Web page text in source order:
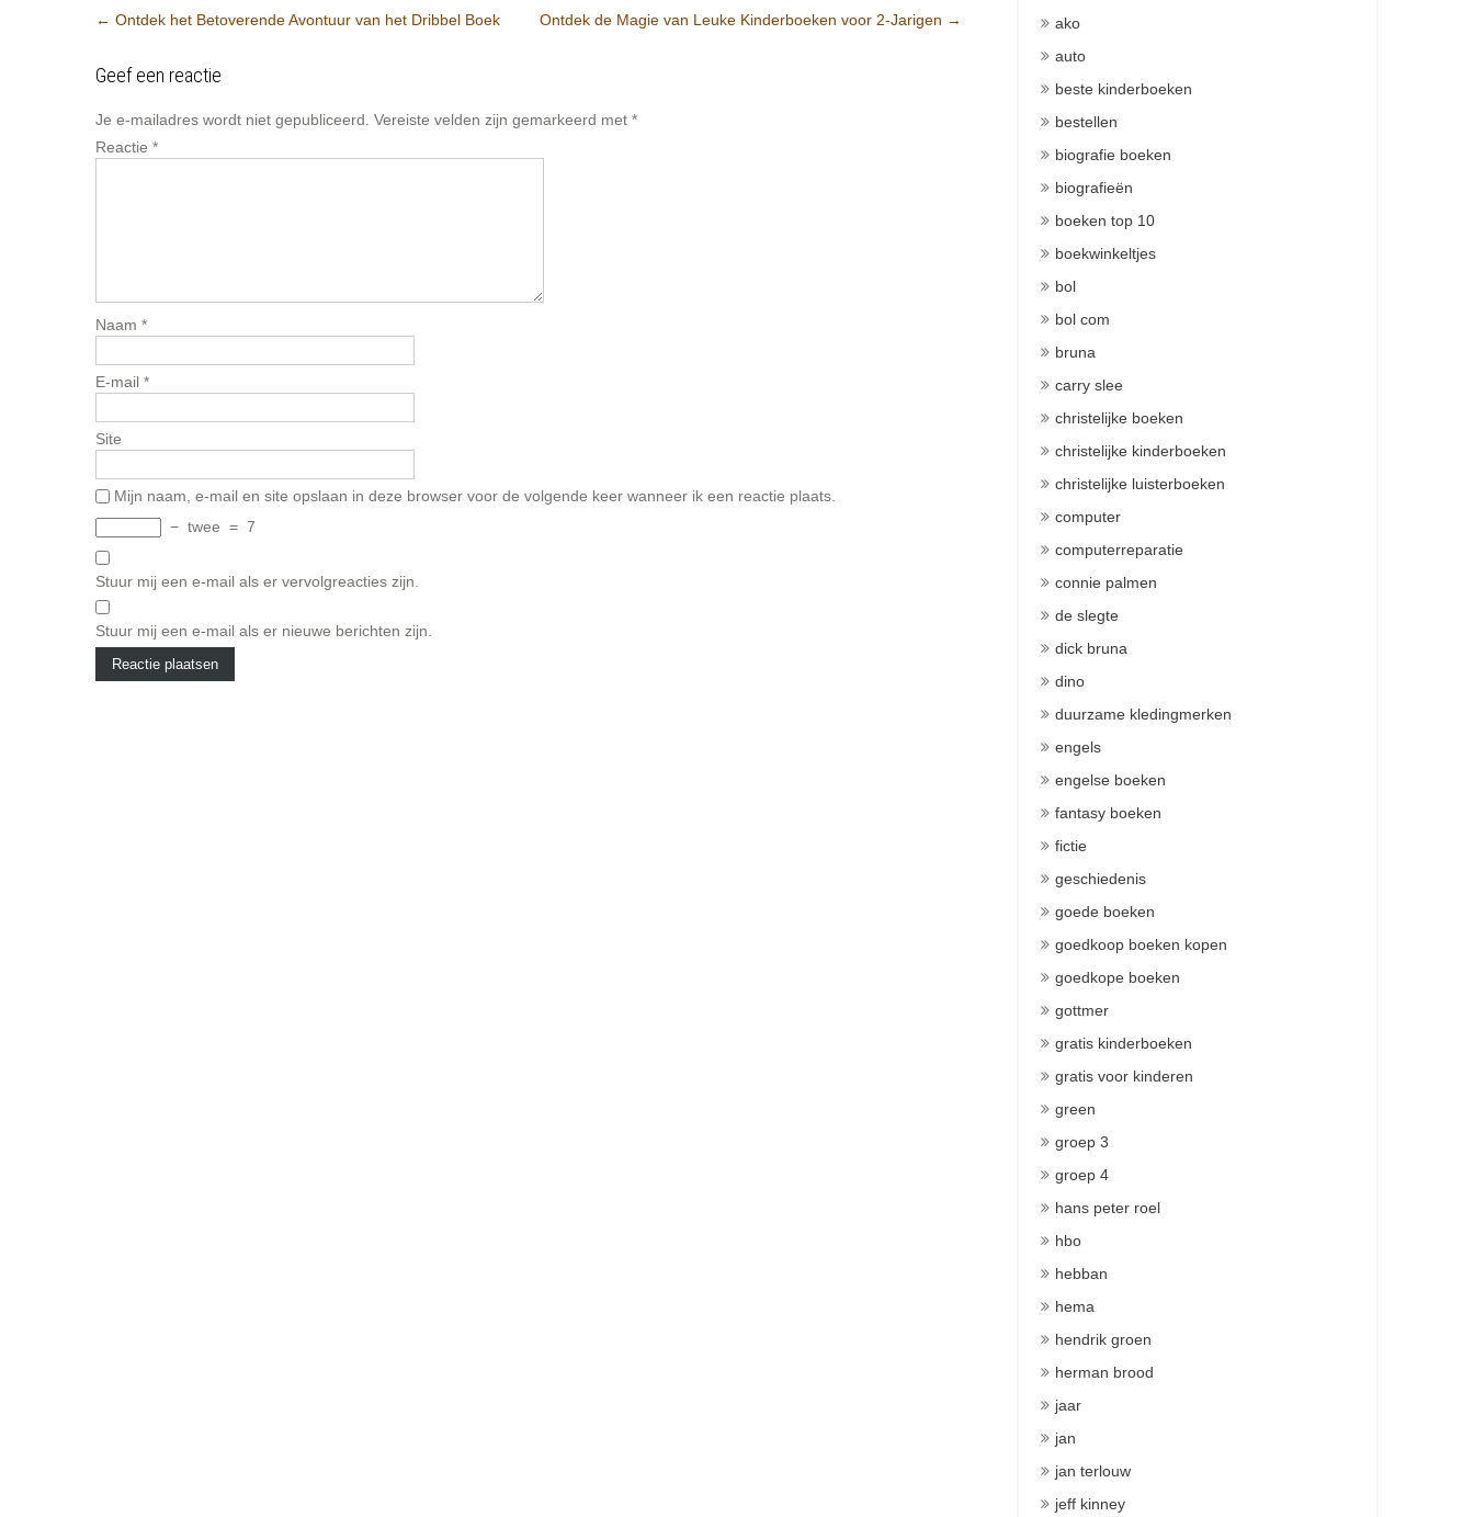
Post
← Ontdek het Betoverende Avontuur van het Dribbel Boek Ontdek de Magie van Leuke Kinderboeken voor 2-Jarigen →
Geef een reactie
Je e-mailadres wordt niet gepubliceerd. Vereiste velden zijn gemarkeerd met *
Reactie *
Naam *
E-mail *
Site
Mijn naam, e-mail en site opslaan in deze browser voor de volgende keer wanneer ik een reactie plaats.
− twee = 7
Stuur mij een e-mail als er vervolgreacties zijn.
Stuur mij een e-mail als er nieuwe berichten zijn.
ako
auto
beste kinderboeken
bestellen
biografie boeken
biografieën
boeken top 10
boekwinkeltjes
bol
bol com
bruna
carry slee
christelijke boeken
christelijke kinderboeken
christelijke luisterboeken
computer
computerreparatie
connie palmen
de slegte
dick bruna
dino
duurzame kledingmerken
engels
engelse boeken
fantasy boeken
fictie
geschiedenis
goede boeken
goedkoop boeken kopen
goedkope boeken
gottmer
gratis kinderboeken
gratis voor kinderen
green
groep 3
groep 4
hans peter roel
hbo
hebban
hema
hendrik groen
herman brood
jaar
jan
jan terlouw
jeff kinney